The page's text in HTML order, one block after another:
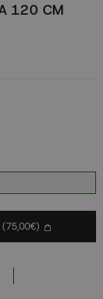
120 CM
(75,00€)